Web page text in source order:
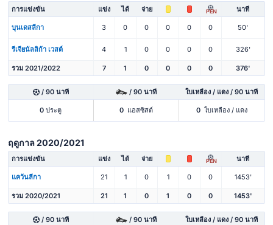
การแข่งขัน แข่ง ได้ จ่าย PEN นาที
บุนเดสลีกา 3 0 0 0 0 0 50'
รีเจียนัลลิก้า เวสต์ 4 1 0 0 0 0 326'
รวม 2021/2022 7 1 0 0 0 0 376'
/ 90 นาที / 90 นาที ใบเหลือง / แดง / 90 นาที
0 ประตู 0 แอสซิสต์ 0 ใบเหลือง / แดง
ฤดูกาล 2020/2021
การแข่งขัน แข่ง ได้ จ่าย PEN นาที
แคว้นลีกา 21 1 0 1 0 0 1453'
รวม 2020/2021 21 1 0 1 0 0 1453'
/ 90 นาที / 90 นาที ใบเหลือง / แดง / 90 นาที